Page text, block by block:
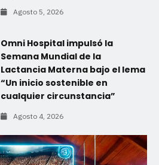
Agosto 5, 2026
Omni Hospital impulsó la
Semana Mundial de la
Lactancia Materna bajo el lema
“Un inicio sostenible en
cualquier circunstancia”
Agosto 4, 2026